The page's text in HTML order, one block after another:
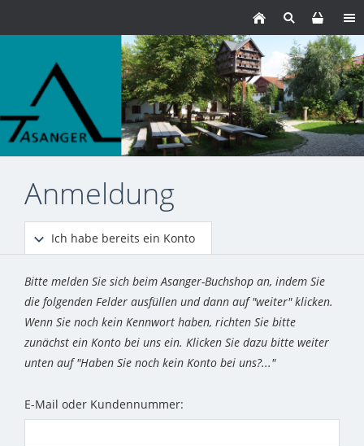
Anmeldung
Ich habe bereits ein Konto
Bitte melden Sie sich beim Asanger-Buchshop an, indem Sie
die folgenden Felder ausfüllen und dann auf "weiter" klicken.
Wenn Sie noch kein Kennwort haben, richten Sie bitte
zunächst ein Konto bei uns ein. Klicken Sie dazu bitte weiter
unten auf "Haben Sie noch kein Konto bei uns?..."
E-Mail oder Kundennummer: